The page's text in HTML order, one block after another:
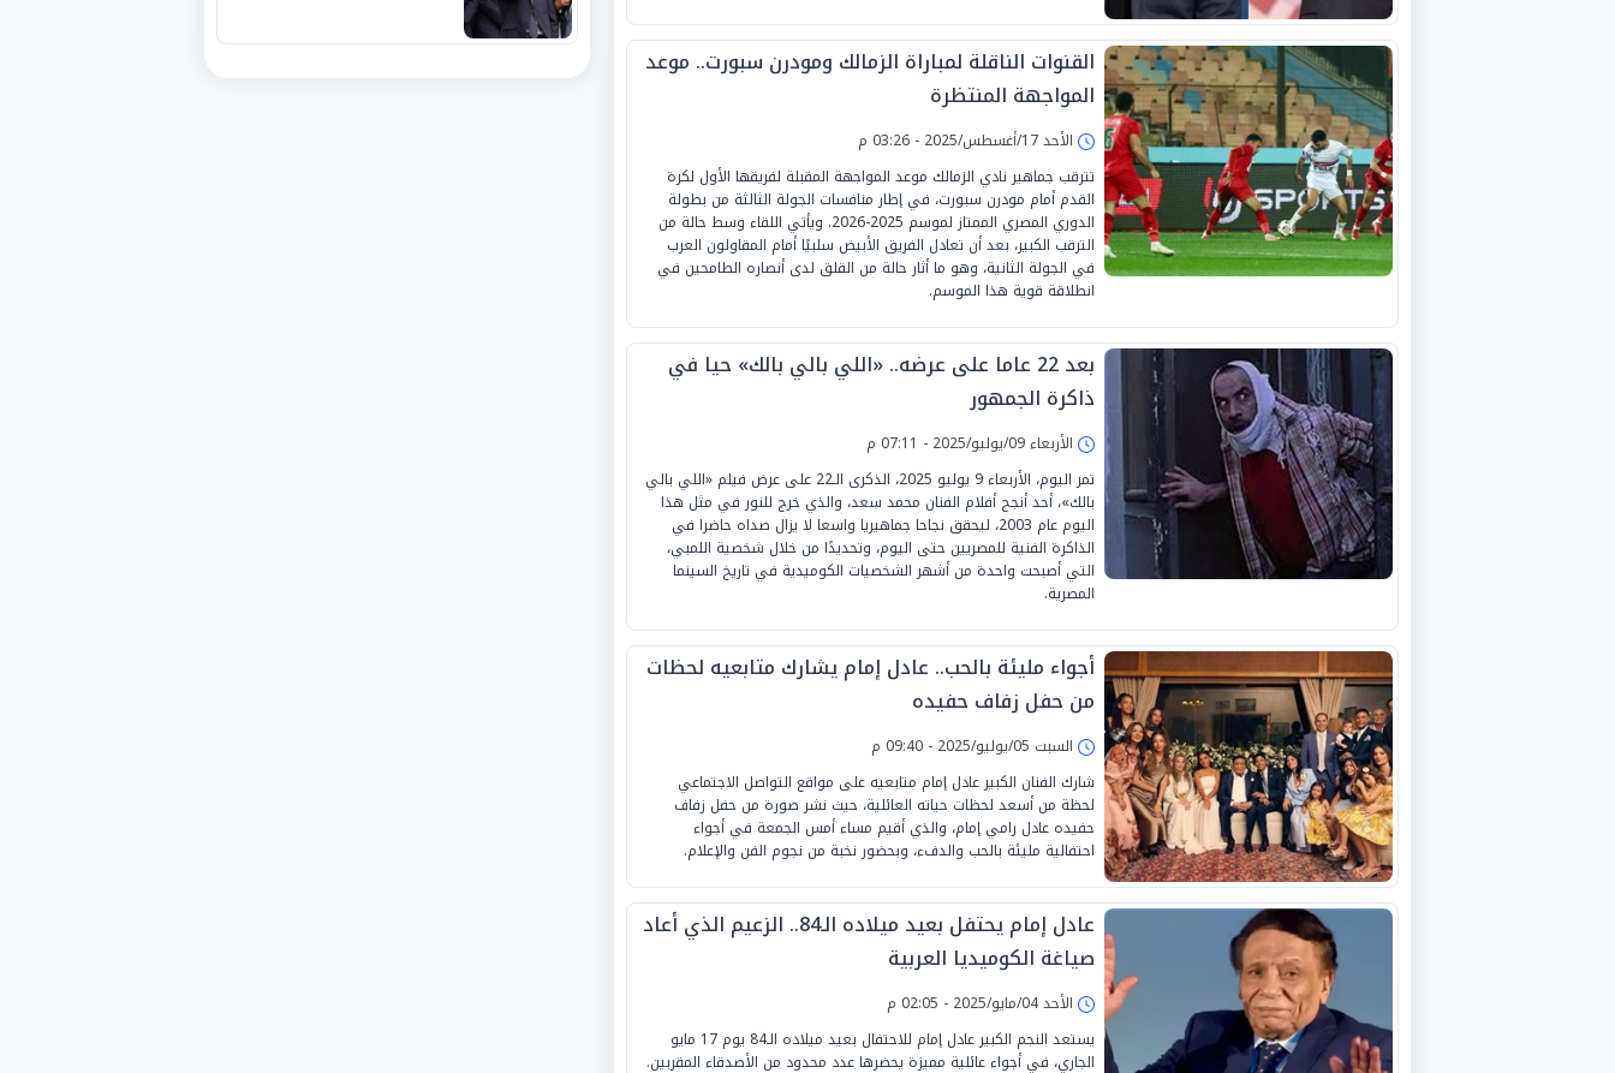
القنوات الناقلة لمباراة الزمالك ومودرن سبورت.. موعد
المواجهة المنتظرة
الأحد 17/أغسطس/2025 - 03:26 م
تترقب جماهير نادي الزمالك موعد المواجهة المقبلة لفريقها الأول لكرة
القدم أمام مودرن سبورت، في إطار منافسات الجولة الثالثة من بطولة
الدوري المصري الممتاز لموسم 2025-2026. ويأتي اللقاء وسط حالة من
الترقب الكبير، بعد أن تعادل الفريق الأبيض سلبيًا أمام المقاولون العرب
في الجولة الثانية، وهو ما أثار حالة من القلق لدى أنصاره الطامحين في
انطلاقة قوية هذا الموسم.
بعد 22 عاما على عرضه.. «اللي بالي بالك» حيا في
ذاكرة الجمهور
الأربعاء 09/يوليو/2025 - 07:11 م
تمر اليوم، الأربعاء 9 يوليو 2025، الذكرى الـ22 على عرض فيلم «اللي بالي
بالك»، أحد أنجح أفلام الفنان محمد سعد، والذي خرج للنور في مثل هذا
اليوم عام 2003، ليحقق نجاحا جماهيريا واسعا لا يزال صداه حاضرا في
الذاكرة الفنية للمصريين حتى اليوم، وتحديدًا من خلال شخصية اللمبي،
التي أصبحت واحدة من أشهر الشخصيات الكوميدية في تاريخ السينما
المصرية.
أجواء مليئة بالحب.. عادل إمام يشارك متابعيه لحظات
من حفل زفاف حفيده
السبت 05/يوليو/2025 - 09:40 م
شارك الفنان الكبير عادل إمام متابعيه على مواقع التواصل الاجتماعي
لحظة من أسعد لحظات حياته العائلية، حيث نشر صورة من حفل زفاف
حفيده عادل رامي إمام، والذي أقيم مساء أمس الجمعة في أجواء
احتفالية مليئة بالحب والدفء، وبحضور نخبة من نجوم الفن والإعلام.
عادل إمام يحتفل بعيد ميلاده الـ84.. الزعيم الذي أعاد
صياغة الكوميديا العربية
الأحد 04/مايو/2025 - 02:05 م
يستعد النجم الكبير عادل إمام للاحتفال بعيد ميلاده الـ84 يوم 17 مايو
الجاري، في أجواء عائلية مميزة يحضرها عدد محدود من الأصدقاء المقربين.
الفيفا».. وإقالة